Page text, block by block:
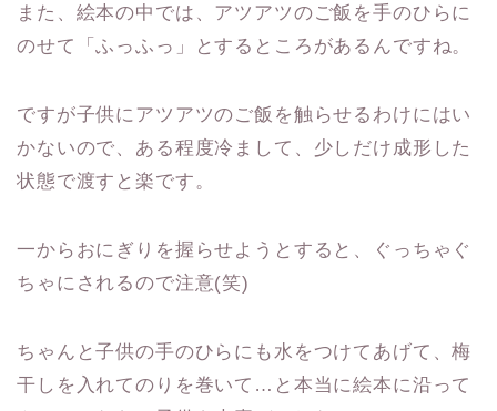
また、絵本の中では、アツアツのご飯を手のひらに
のせて「ふっふっ」とするところがあるんですね。
ですが子供にアツアツのご飯を触らせるわけにはい
かないので、ある程度冷まして、少しだけ成形した
状態で渡すと楽です。
一からおにぎりを握らせようとすると、ぐっちゃぐ
ちゃにされるので注意(笑)
ちゃんと子供の手のひらにも水をつけてあげて、梅
干しを入れてのりを巻いて…と本当に絵本に沿って